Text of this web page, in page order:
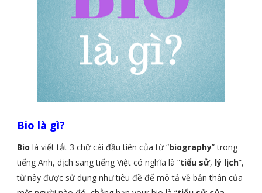
Bio là gì?
Bio là viết tắt 3 chữ cái đầu tiên của từ “biography” trong
tiếng Anh, dịch sang tiếng Việt có nghĩa là “tiểu sử, lý lịch”,
từ này được sử dụng như tiêu đề để mô tả về bản thân của